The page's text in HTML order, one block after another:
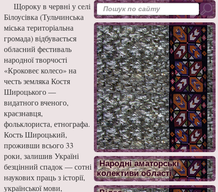
Народні аматорські
колективи області
Щороку в червні у селі
Білоусівка (Тульчинська
міська територіальна
громада) відбувається
обласний фестиваль
народної творчості
«Кроковеє колесо» на
честь земляка Костя
Широцького —
видатного вченого,
краєзнавця,
фольклориста, етнографа.
Кость Широцький,
проживши всього 33
роки, залишив Україні
безцінний спадок — сотні
наукових праць з історії,
української мови,